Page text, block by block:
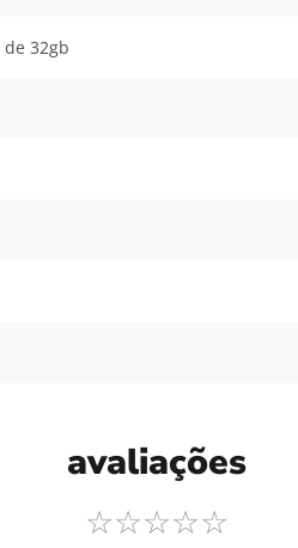
32gb
avaliações
☆☆☆☆☆